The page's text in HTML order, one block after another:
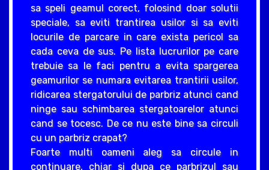
sa speli geamul corect, folosind doar solutii
speciale, sa eviti trantirea usilor si sa eviti
locurile de parcare in care exista pericol sa
cada ceva de sus. Pe lista lucrurilor pe care
trebuie sa le faci pentru a evita spargerea
geamurilor se numara evitarea trantirii usilor,
ridicarea stergatorului de parbriz atunci cand
ninge sau schimbarea stergatoarelor atunci
cand se tocesc. De ce nu este bine sa circuli
cu un parbriz crapat?
Foarte multi oameni aleg sa circule in
continuare, chiar si dupa ce parbrizul sau